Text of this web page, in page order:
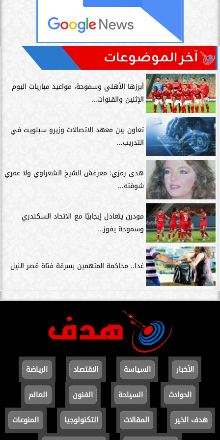
آخر الموضوعات
أبرزها الأهلي وسموحة، مواعيد مباريات اليوم
الإثنين والقنوات...
تعاون بين معهد الاتصالات وزيرو سبلويت في
التدريب...
هدى رمزي: معرفش الشيخ الشعراوي ولا عمري
شوفته...
مودرن يتعادل إيجابيًا مع الاتحاد السكندري
وسموحة يفوز...
غدا.. محاكمة المتهمين بسرقة فتاة قصر النيل
الأخبار السياسة الاقتصاد
الرياضة
الحوادث
السياحة الفنون
العالم
هدف الخير
المقالات التكنولوجيا
المنوعات